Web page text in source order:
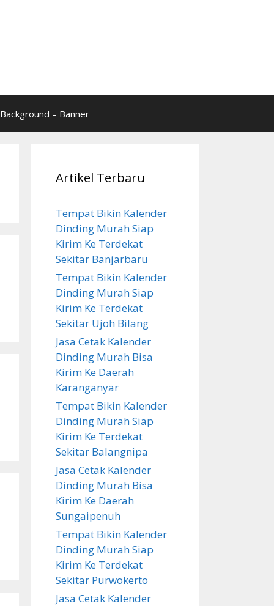
Background – Banner
Artikel Terbaru
Tempat Bikin Kalender
Dinding Murah Siap
Kirim Ke Terdekat
Sekitar Banjarbaru
Tempat Bikin Kalender
Dinding Murah Siap
Kirim Ke Terdekat
Sekitar Ujoh Bilang
Jasa Cetak Kalender
Dinding Murah Bisa
Kirim Ke Daerah
Karanganyar
Tempat Bikin Kalender
Dinding Murah Siap
Kirim Ke Terdekat
Sekitar Balangnipa
Jasa Cetak Kalender
Dinding Murah Bisa
Kirim Ke Daerah
Sungaipenuh
Tempat Bikin Kalender
Dinding Murah Siap
Kirim Ke Terdekat
Sekitar Purwokerto
Jasa Cetak Kalender